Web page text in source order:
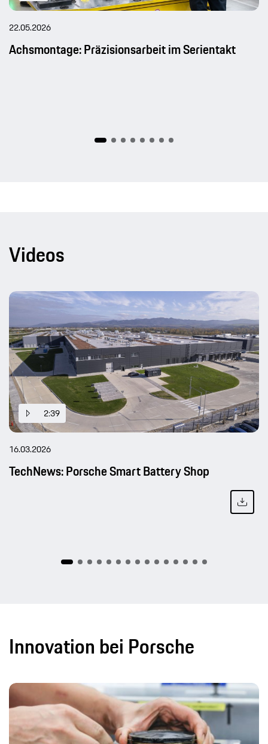
22.05.2026
Achsmontage: Präzisionsarbeit im Serientakt
Videos
2:39
16.03.2026
TechNews: Porsche Smart Battery Shop
Innovation bei Porsche